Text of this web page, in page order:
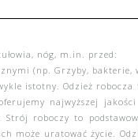
nóg, m.in. przed:
(np. Grzyby,
istotny. Odzież
najwyższej
roboczy to
może uratować życie.